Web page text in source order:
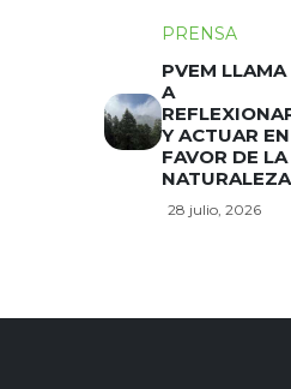
PRENSA
PVEM LLAMA
A
Y ACTUAR EN
FAVOR DE LA
NATURALEZA
28 julio, 2026